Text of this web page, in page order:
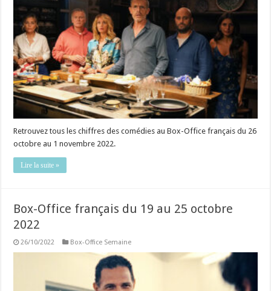
Retrouvez tous les chiffres des comédies au Box-Office français du 26
octobre au 1 novembre 2022.
Lire la suite »
Box-Office français du 19 au 25 octobre
2022
26/10/2022 Box-Office Semaine